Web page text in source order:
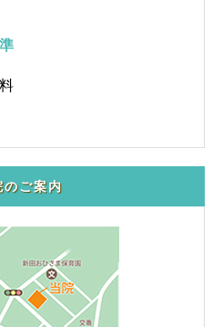
のご案内